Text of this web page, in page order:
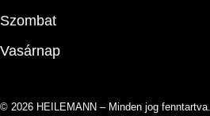
Szombat
Vasárnap
© 2026 HEILEMANN – Minden jog fenntartva.